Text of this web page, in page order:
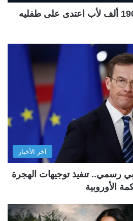
السجن عامين وغرامة 190 ألف لأب اعتدى على طفليه
آخر الأخبار
رسمي.. تنفيذ توجيهات الهجرة
الأوروبية